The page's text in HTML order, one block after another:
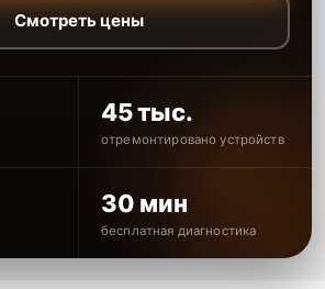
Смотреть цены
45 тыс.
отремонтировано устройств
30 мин
бесплатная диагностика